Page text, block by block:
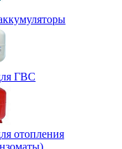
ГВС
отопления